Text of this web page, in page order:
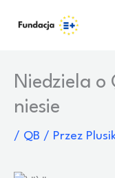
Niedziela o
niesie
/ QB / Przez